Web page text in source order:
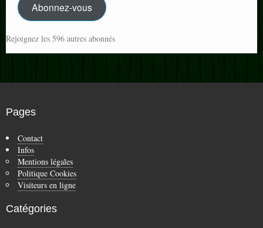
Abonnez-vous
Rejoignez les 596 autres abonnés
Pages
Contact
Infos
Mentions légales
Politique Cookies
Visiteurs en ligne
Catégories